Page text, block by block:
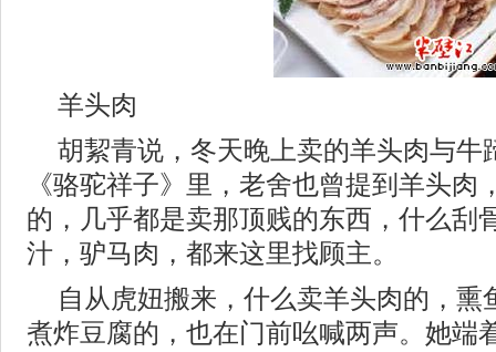
羊头肉
胡絜青说，冬天晚上卖的羊头肉与牛
《骆驼祥子》里，老舍也曾提到羊头肉
的，几乎都是卖那顶贱的东西，什么刮
汁，驴马肉，都来这里找顾主。
自从虎妞搬来，什么卖羊头肉的，熏
煮炸豆腐的，也在门前吆喊两声。她端